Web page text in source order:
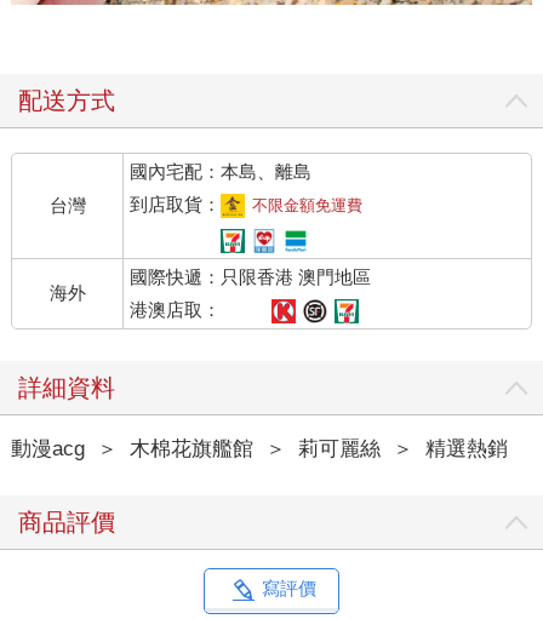
配送方式
台灣
國內宅配：本島、離島
到店取貨：
不限金額免運費
海外
國際快遞：只限香港 澳門地區
港澳店取：
詳細資料
動漫acg ＞ 木棉花旗艦館 ＞ 莉可麗絲 ＞ 精選熱銷
商品評價
寫評價